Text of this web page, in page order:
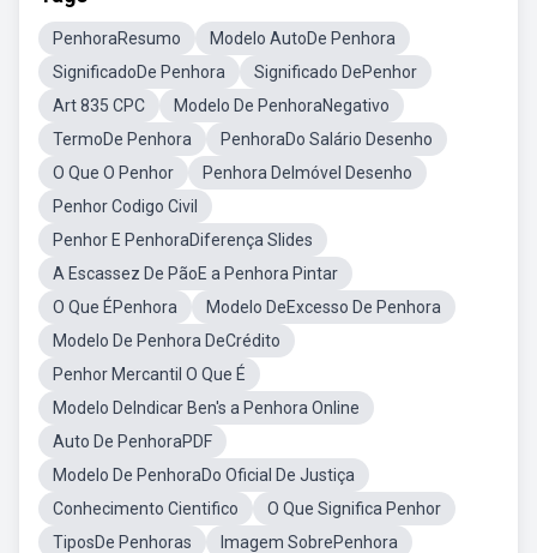
PenhoraResumo
Modelo AutoDe Penhora
SignificadoDe Penhora
Significado DePenhor
Art 835 CPC
Modelo De PenhoraNegativo
TermoDe Penhora
PenhoraDo Salário Desenho
O Que O Penhor
Penhora DeImóvel Desenho
Penhor Codigo Civil
Penhor E PenhoraDiferença Slides
A Escassez De PãoE a Penhora Pintar
O Que ÉPenhora
Modelo DeExcesso De Penhora
Modelo De Penhora DeCrédito
Penhor Mercantil O Que É
Modelo DeIndicar Ben's a Penhora Online
Auto De PenhoraPDF
Modelo De PenhoraDo Oficial De Justiça
Conhecimento Cientifico
O Que Significa Penhor
TiposDe Penhoras
Imagem SobrePenhora